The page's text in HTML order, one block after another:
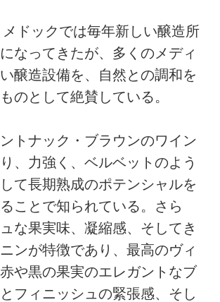
ドックでは毎年新しい醸造所
なってきたが、多くのメディ
醸造設備を、自然との調和を
のとして絶賛している。
トナック・ブラウンのワイン
、力強く、ベルベットのよう
て長期熟成のポテンシャルを
ことで知られている。さら
な果実味、凝縮感、そしてき
ンが特徴であり、最高のヴィ
や黒の果実のエレガントなブ
フィニッシュの緊張感、そし